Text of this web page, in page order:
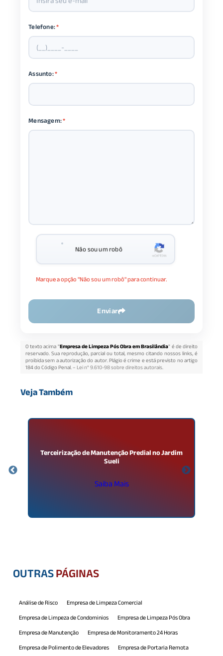
Telefone:*
Assunto:*
Mensagem:*
Não sou um robô
Marque a opção "Não sou um robô" para continuar.
Enviar
O texto acima "Empresa de Limpeza Pós Obra em Brasilândia" é de direito
reservado. Sua reprodução, parcial ou total, mesmo citando nossos links, é
proibida sem a autorização do autor. Plágio é crime e está previsto no artigo
184 do Código Penal. –Lei n° 9.610-98 sobre direitos autorais.
Veja Também
Terceirização de Manutenção Predial no Jardim
Sueli
Saiba Mais
OUTRASPÁGINAS
Análise de Risco
Empresa de Limpeza Comercial
Empresa de Limpeza de Condominios
Empresa de Limpeza Pós Obra
Empresa de Manutenção
Empresa de Monitoramento 24 Horas
Empresa de Polimento de Elevadores
Empresa de Portaria Remota